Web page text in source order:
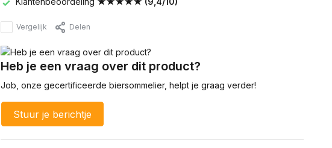
Vergelijk Delen
Heb je een vraag over dit product?
Job, onze gecertificeerde biersommelier, helpt je graag verder!
Stuur je berichtje